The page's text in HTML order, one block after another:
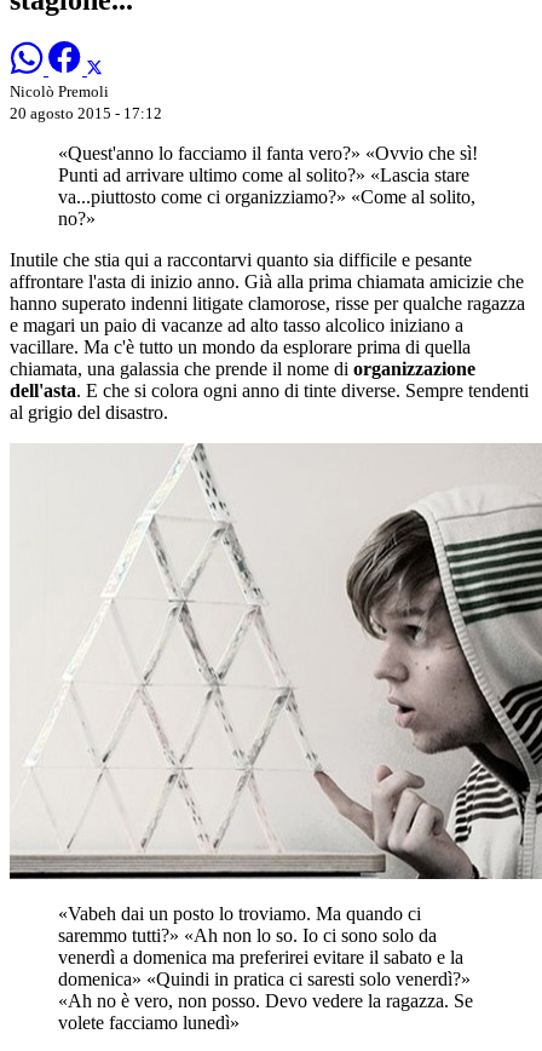
Nicolò Premoli
20 agosto 2015 - 17:12
«Quest'anno lo facciamo il fanta vero?» «Ovvio che sì!
Punti ad arrivare ultimo come al solito?» «Lascia stare
va...piuttosto come ci organizziamo?» «Come al solito,
no?»
Inutile che stia qui a raccontarvi quanto sia difficile e pesante
affrontare l'asta di inizio anno. Già alla prima chiamata amicizie che
hanno superato indenni litigate clamorose, risse per qualche ragazza
e magari un paio di vacanze ad alto tasso alcolico iniziano a
vacillare. Ma c'è tutto un mondo da esplorare prima di quella
chiamata, una galassia che prende il nome di organizzazione
dell'asta. E che si colora ogni anno di tinte diverse. Sempre tendenti
al grigio del disastro.
«Vabeh dai un posto lo troviamo. Ma quando ci
saremmo tutti?» «Ah non lo so. Io ci sono solo da
venerdì a domenica ma preferirei evitare il sabato e la
domenica» «Quindi in pratica ci saresti solo venerdì?»
«Ah no è vero, non posso. Devo vedere la ragazza. Se
volete facciamo lunedì»